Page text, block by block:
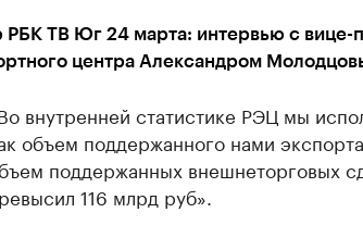
ТВ Юг 24 марта: интервью с вице-
центра Александром
внутренней статистике РЭЦ мы
объем поддержанного нами
поддержанных внешнеторговых
116 млрд руб».